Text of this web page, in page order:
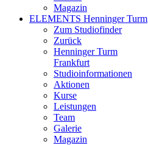
Magazin
ELEMENTS Henninger Turm
Zum Studiofinder
Zurück
Henninger Turm
Frankfurt
Studioinformationen
Aktionen
Kurse
Leistungen
Team
Galerie
Magazin